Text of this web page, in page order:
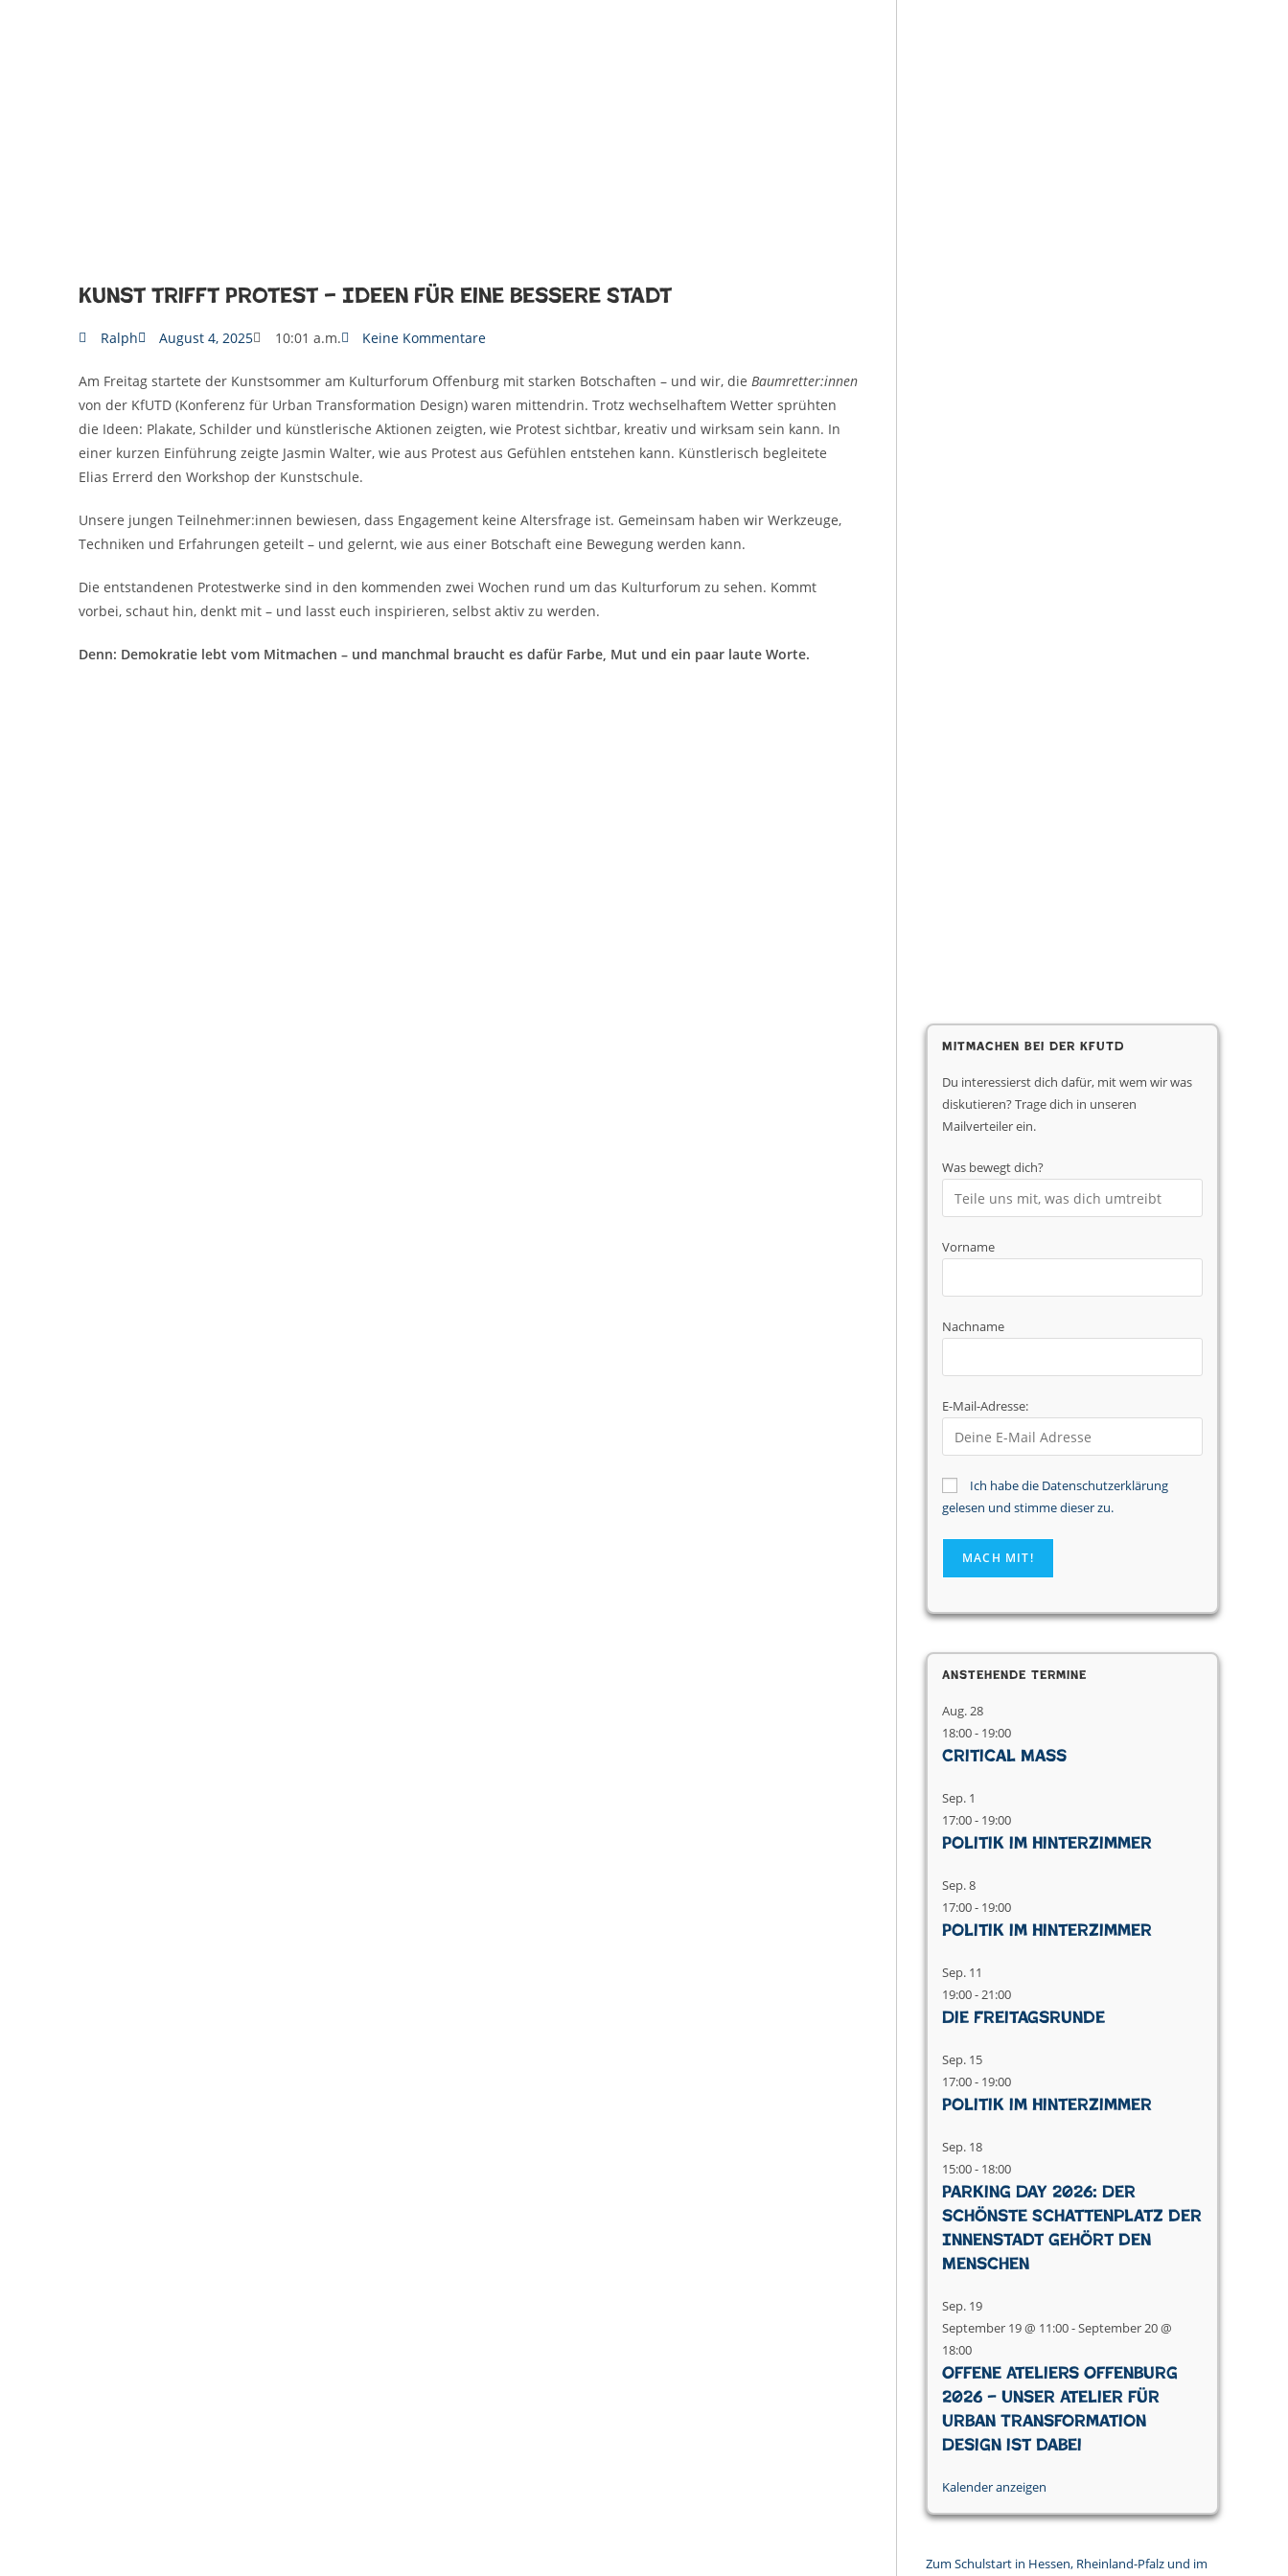
Kunst trifft Protest – Ideen für eine bessere Stadt
Ralph August 4, 2025 10:01 a.m. Keine Kommentare
Am Freitag startete der Kunstsommer am Kulturforum Offenburg mit starken Botschaften – und wir, die Baumretter:innen
von der KfUTD (Konferenz für Urban Transformation Design) waren mittendrin. Trotz wechselhaftem Wetter sprühten
die Ideen: Plakate, Schilder und künstlerische Aktionen zeigten, wie Protest sichtbar, kreativ und wirksam sein kann. In
einer kurzen Einführung zeigte Jasmin Walter, wie aus Protest aus Gefühlen entstehen kann. Künstlerisch begleitete
Elias Errerd den Workshop der Kunstschule.
Unsere jungen Teilnehmer:innen bewiesen, dass Engagement keine Altersfrage ist. Gemeinsam haben wir Werkzeuge,
Techniken und Erfahrungen geteilt – und gelernt, wie aus einer Botschaft eine Bewegung werden kann.
Die entstandenen Protestwerke sind in den kommenden zwei Wochen rund um das Kulturforum zu sehen. Kommt
vorbei, schaut hin, denkt mit – und lasst euch inspirieren, selbst aktiv zu werden.
Denn: Demokratie lebt vom Mitmachen – und manchmal braucht es dafür Farbe, Mut und ein paar laute Worte.
Mitmachen bei der KfUTD
Du interessierst dich dafür, mit wem wir was
diskutieren? Trage dich in unseren
Mailverteiler ein.
Was bewegt dich?
Vorname
Nachname
E-Mail-Adresse:
Ich habe die Datenschutzerklärung
gelesen und stimme dieser zu.
Anstehende Termine
Aug.28
18:00- 19:00
Critical Mass
Sep. 1
17:00- 19:00
Politik im Hinterzimmer
Sep.8
17:00- 19:00
Politik im Hinterzimmer
Sep. 11
19:00-21:00
Die Freitagsrunde
Sep. 15
17:00- 19:00
Politik im Hinterzimmer
Sep. 18
15:00- 18:00
Parking Day 2026: Der
schönste Schattenplatz der
Innenstadt gehört den
Menschen
Sep. 19
September 19 @ 11:00-September 20 @
18:00
Offene Ateliers Offenburg
2026 – Unser Atelier für
Urban Transformation
Design ist dabei
Kalender anzeigen
Zum Schulstart in Hessen, Rheinland-Pfalz und im